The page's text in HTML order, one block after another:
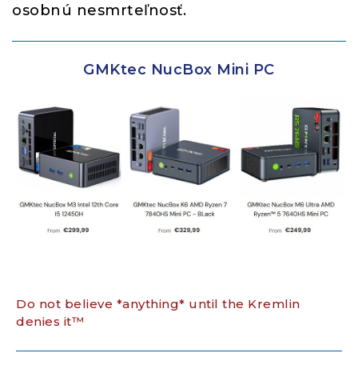
osobnú nesmrteľnosť.
GMKtec NucBox Mini PC
Do not believe *anything* until the Kremlin
denies it™